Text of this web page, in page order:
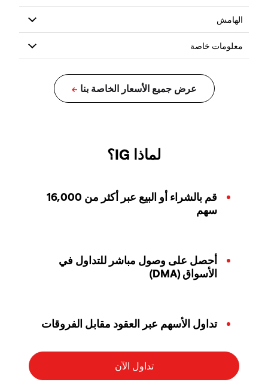
لماذا IG؟
قم بالشراء أو البيع عبر أكثر من 16,000
سهم
أحصل على وصول مباشر للتداول في
الأسواق (DMA)
تداول الأسهم عبر العقود مقابل الفروقات